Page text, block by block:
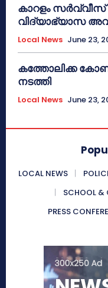
കാറളം
വിദ്യാഭ്യാസ
Local News June 23,
കത്തോലിക്ക
നടത്തി
Local News June 23,
LOCAL NEWS
SCHOOL &
PRESS